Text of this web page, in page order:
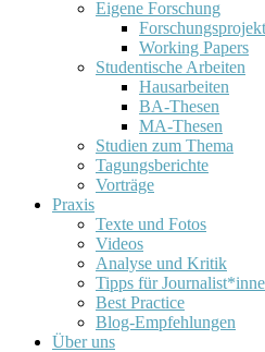
Eigene Forschung
Working Papers
Studentische Arbeiten
Hausarbeiten
BA-Thesen
MA-Thesen
Studien zum Thema
Tagungsberichte
Vorträge
Praxis
Texte und Fotos
Videos
Analyse und Kritik
Tipps für
Best Practice
Blog-Empfehlungen
Über uns